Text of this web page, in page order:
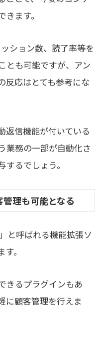
ます。
ション数、読了率等を
とも可能ですが、アン
反応はとても参考にな
返信機能が付いている
業務の一部が自動化さ
るでしょう。
理も可能となる
と呼ばれる機能拡張ソ
。
きるプラグインもあ
に顧客管理を行えま